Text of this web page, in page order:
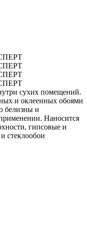
сухих помещений.
и оклеенных обоями
белизны и
Наносится
гипсовые и
стеклообои